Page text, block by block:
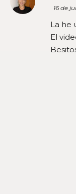
16 de
La he
El